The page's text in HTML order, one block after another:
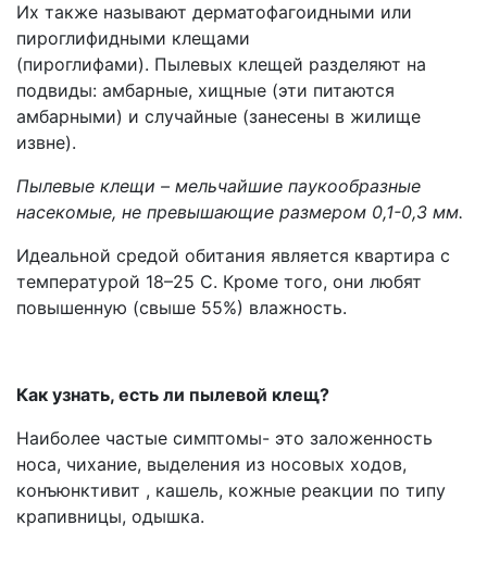
Их также называют дерматофагоидными или
пироглифидными клещами
(пироглифами). Пылевых клещей разделяют на
подвиды: амбарные, хищные (эти питаются
амбарными) и случайные (занесены в жилище
извне).
Пылевые клещи – мельчайшие паукообразные
насекомые, не превышающие размером 0,1-0,3 мм.
Идеальной средой обитания является квартира с
температурой 18–25 С. Кроме того, они любят
повышенную (свыше 55%) влажность.
Как узнать, есть ли пылевой клещ?
Наиболее частые симптомы- это заложенность
носа, чихание, выделения из носовых ходов,
конъюнктивит , кашель, кожные реакции по типу
крапивницы, одышка.